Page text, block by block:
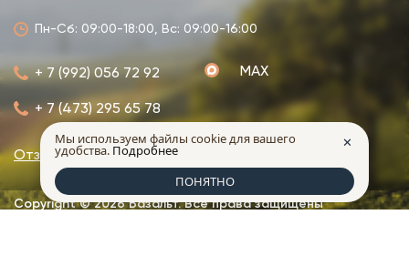
Пн-Сб: 09:00-18:00, Вс: 09:00-16:00
+ 7 (992) 056 72 92
+ 7 (473) 295 65 78
MAX
Отзывы О компании
Copyright © 2026 Базальт. Все права защищены
Мы используем файлы cookie для вашего
удобства. Подробнее
✕
ПОНЯТНО